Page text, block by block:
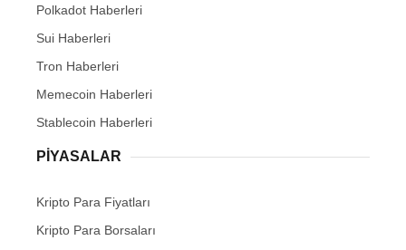
Polkadot Haberleri
Sui Haberleri
Tron Haberleri
Memecoin Haberleri
Stablecoin Haberleri
PIYASALAR
Kripto Para Fiyatları
Kripto Para Borsaları